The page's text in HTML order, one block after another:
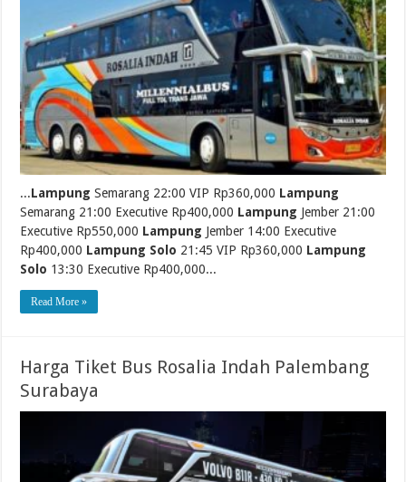
...Lampung Semarang 22:00 VIP Rp360,000 Lampung
Semarang 21:00 Executive Rp400,000 Lampung Jember 21:00
Executive Rp550,000 Lampung Jember 14:00 Executive
Rp400,000 Lampung Solo 21:45 VIP Rp360,000 Lampung
Solo 13:30 Executive Rp400,000...
Read More »
Harga Tiket Bus Rosalia Indah Palembang
Surabaya